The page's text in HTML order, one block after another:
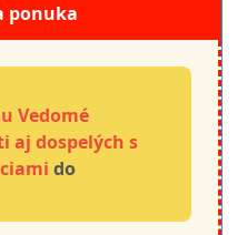
ponuka
Vedomé
aj dospelých s
do